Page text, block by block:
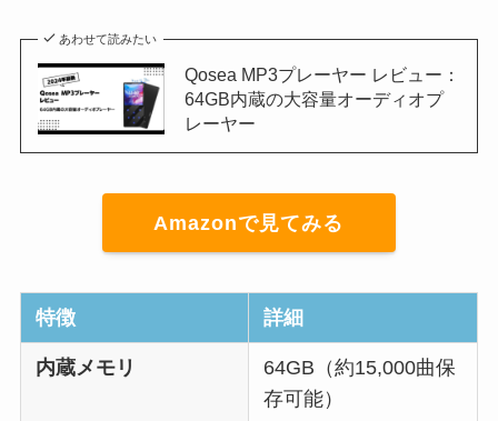
あわせて読みたい
Qosea MP3プレーヤー レビュー：
64GB内蔵の大容量オーディオプ
レーヤー
Amazonで見てみる
特徴 詳細
内蔵メモリ
64GB（約15,000曲保
存可能）